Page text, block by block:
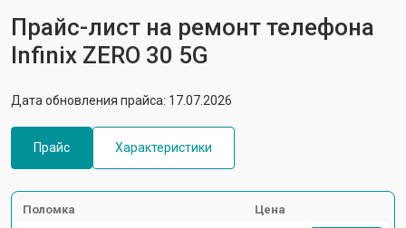
Прайс-лист на ремонт телефона
Infinix ZERO 30 5G
Дата обновления прайса: 17.07.2026
Прайс Характеристики
Поломка Цена